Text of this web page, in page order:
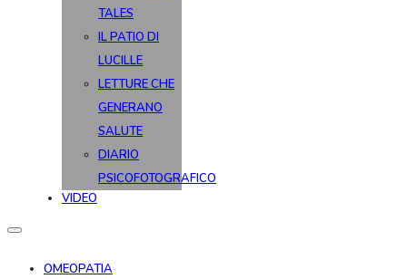
TALES
IL PATIO DI
LUCILLE
LETTURE CHE
GENERANO
SALUTE
DIARIO
PSICOFOTOGRAFICO
VIDEO
OMEOPATIA